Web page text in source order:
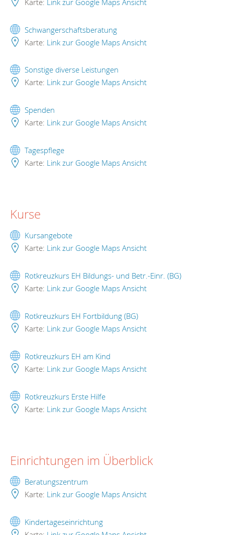
Schwangerschaftsberatung
Karte: Link zur Google Maps Ansicht
Sonstige diverse Leistungen
Karte: Link zur Google Maps Ansicht
Spenden
Karte: Link zur Google Maps Ansicht
Tagespflege
Karte: Link zur Google Maps Ansicht
Kurse
Kursangebote
Karte: Link zur Google Maps Ansicht
Rotkreuzkurs EH Bildungs- und Betr.-Einr. (BG)
Karte: Link zur Google Maps Ansicht
Rotkreuzkurs EH Fortbildung (BG)
Karte: Link zur Google Maps Ansicht
Rotkreuzkurs EH am Kind
Karte: Link zur Google Maps Ansicht
Rotkreuzkurs Erste Hilfe
Karte: Link zur Google Maps Ansicht
Einrichtungen im Überblick
Beratungszentrum
Karte: Link zur Google Maps Ansicht
Kindertageseinrichtung